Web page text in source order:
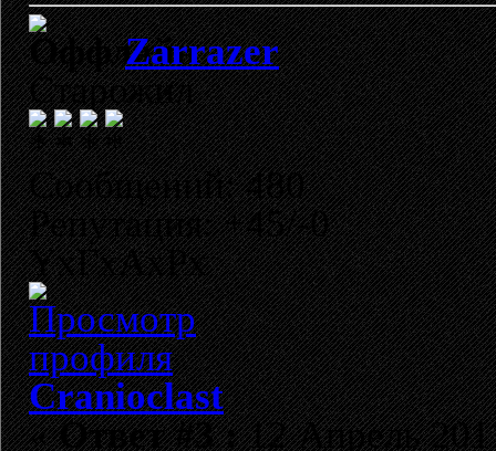
Zarrazer
Старожил
Сообщений: 480
Репутация: +45/-0
YxГхАхРх
Cranioclast
«Ответ #3 :12 Апрель